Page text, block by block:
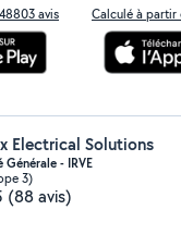
avis Calculé à partir
Electrical Solutions
- IRVE
3)
(88 avis)